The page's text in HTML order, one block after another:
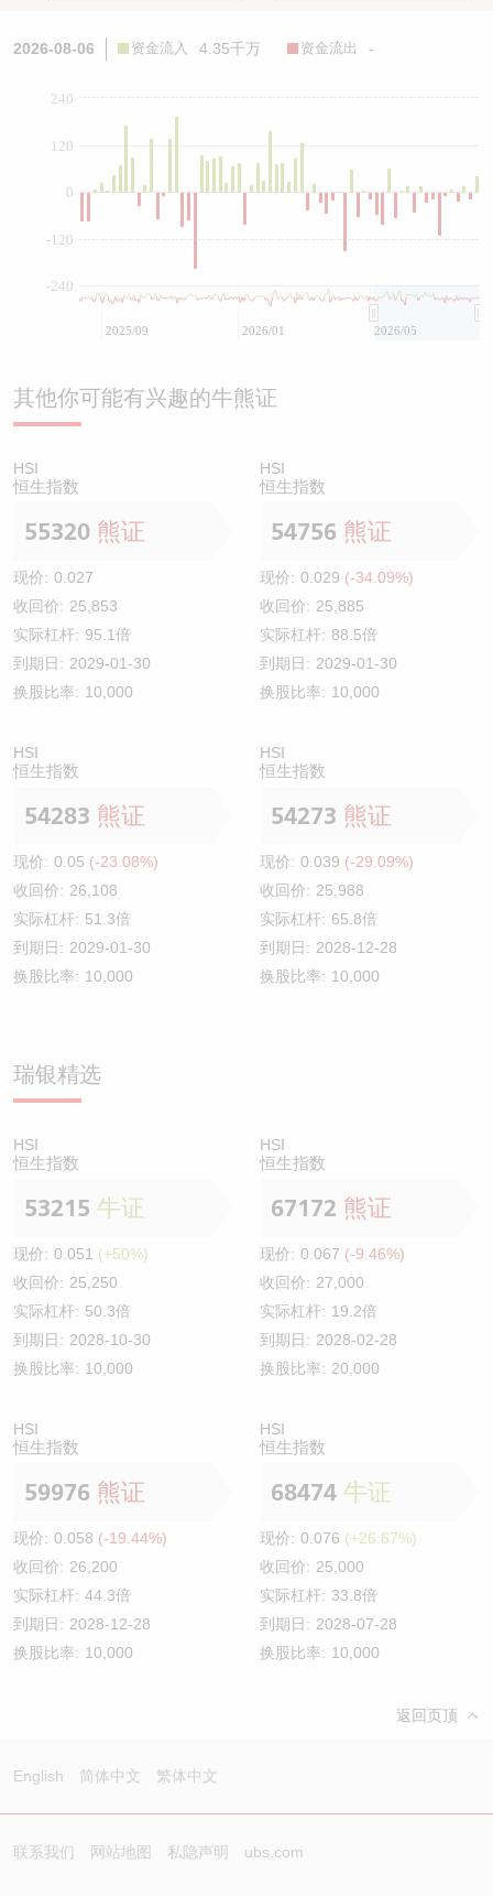
2026-08-06 资金流入 4.35千万 资金流出 -
0
-240
-120
120
240
2025/09 2026/01 2026/05
其他你可能有兴趣的牛熊证
HSI
恒生指数
55320 熊证
现价: 0.027
收回价: 25,853
实际杠杆: 95.1倍
到期日: 2029-01-30
换股比率: 10,000
HSI
恒生指数
54756 熊证
现价: 0.029 (-34.09%)
收回价: 25,885
实际杠杆: 88.5倍
到期日: 2029-01-30
换股比率: 10,000
HSI
恒生指数
54283 熊证
现价: 0.05 (-23.08%)
收回价: 26,108
实际杠杆: 51.3倍
到期日: 2029-01-30
换股比率: 10,000
HSI
恒生指数
54273 熊证
现价: 0.039 (-29.09%)
收回价: 25,988
实际杠杆: 65.8倍
到期日: 2028-12-28
换股比率: 10,000
瑞银精选
HSI
恒生指数
53215 牛证
现价: 0.051 (+50%)
收回价: 25,250
实际杠杆: 50.3倍
到期日: 2028-10-30
换股比率: 10,000
HSI
恒生指数
67172 熊证
现价: 0.067 (-9.46%)
收回价: 27,000
实际杠杆: 19.2倍
到期日: 2028-02-28
换股比率: 20,000
HSI
恒生指数
59976 熊证
现价: 0.058 (-19.44%)
收回价: 26,200
实际杠杆: 44.3倍
到期日: 2028-12-28
换股比率: 10,000
HSI
恒生指数
68474 牛证
现价: 0.076 (+26.67%)
收回价: 25,000
实际杠杆: 33.8倍
到期日: 2028-07-28
换股比率: 10,000
返回页顶
English 简体中文 繁体中文
联系我们 网站地图 私隐声明 ubs.com